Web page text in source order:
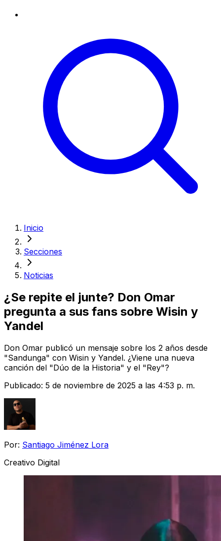
Inicio
Secciones
Noticias
¿Se repite el junte? Don Omar
pregunta a sus fans sobre Wisin y
Yandel
Don Omar publicó un mensaje sobre los 2 años desde
"Sandunga" con Wisin y Yandel. ¿Viene una nueva
canción del "Dúo de la Historia" y el "Rey"?
Publicado: 5 de noviembre de 2025 a las 4:53 p. m.
Por: Santiago Jiménez Lora
Creativo Digital